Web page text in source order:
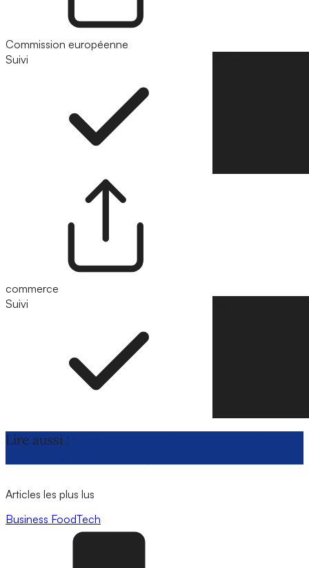
Commission européenne
Suivi
commerce
Suivi
Lire aussi :
Articles les plus lus
Business FoodTech